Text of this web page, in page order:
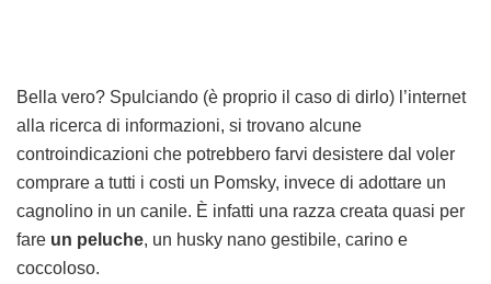
Bella vero? Spulciando (è proprio il caso di dirlo) l’internet
alla ricerca di informazioni, si trovano alcune
controindicazioni che potrebbero farvi desistere dal voler
comprare a tutti i costi un Pomsky, invece di adottare un
cagnolino in un canile. È infatti una razza creata quasi per
fare un peluche, un husky nano gestibile, carino e
coccoloso.